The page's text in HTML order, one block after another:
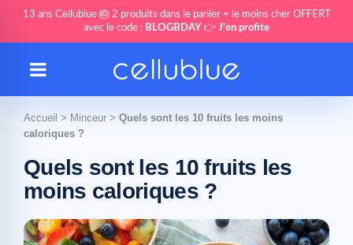
13 ans Cellublue 🎂 2 produits dans le panier = le moins cher OFFERT
avec le code : BLOGBDAY 👉 J'en profite
Accueil > Minceur > Quels sont les 10 fruits les moins
caloriques ?
Quels sont les 10 fruits les
moins caloriques ?